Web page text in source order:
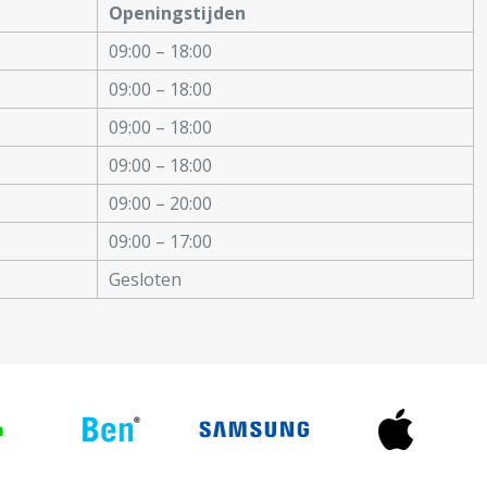
Openingstijden
09:00 – 18:00
09:00 – 18:00
09:00 – 18:00
09:00 – 18:00
09:00 – 20:00
09:00 – 17:00
Gesloten